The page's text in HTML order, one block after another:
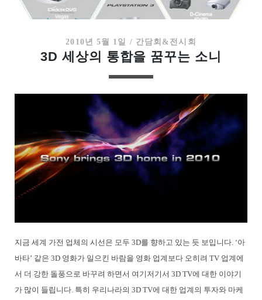
2010년 5월 1일 / 간담회&전시회
3D 세상의 통합을 꿈꾸는 소니
지금 세계 가전 업체의 시선은 모두 3D를 향하고 있는 듯 보입니다. ‘아
바타’ 같은 3D 영화가 일으킨 바람을 영화 업계보다 오히려 TV 업계에
서 더 강한 돌풍으로 바꾸려 하면서 여기저기서 3D TV에 대한 이야기
가 많이 들립니다. 특히 우리나라의 3D TV에 대한 업계의 투자와 마케